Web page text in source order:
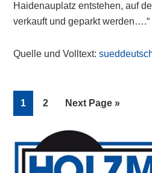
Haidenauplatz entstehen, auf
verkauft und geparkt werden….“
Quelle und Volltext:
Page
1 Page
2
Go
Next Page »
Primary
Sidebar